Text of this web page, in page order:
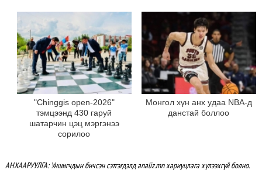
"Chinggis open-2026"
тэмцээнд 430 гаруй
шатарчин цэц мэргэнээ
сорилоо
Монгол хүн анх удаа NBA-д
данстай боллоо
АНХААРУУЛГА: Уншигчдын бичсэн сэтгэгдэлд analiz.mn хариуцлага хүлээхгүй болно.